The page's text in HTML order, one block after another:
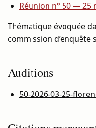
Réunion n° 50 — 25
Thématique évoquée
commission d’enquête
Auditions
50-2026-03-25-